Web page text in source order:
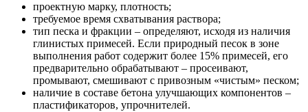
проектную марку, плотность;
требуемое время схватывания раствора;
тип песка и фракции – определяют, исходя из наличия
глинистых примесей. Если природный песок в зоне
выполнения работ содержит более 15% примесей, его
предварительно обрабатывают – просеивают,
промывают, смешивают с привозным «чистым» песком;
наличие в составе бетона улучшающих компонентов –
пластификаторов, упрочнителей.